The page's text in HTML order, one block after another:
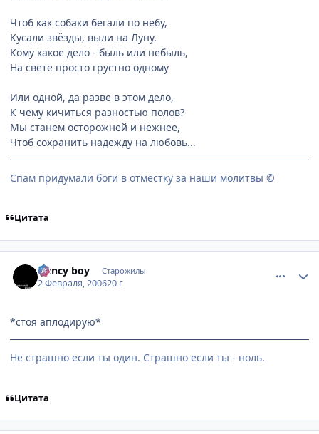
Чтоб как собаки бегали по небу,
Кусали звёзды, выли на Луну.
Кому какое дело - быль или небыль,
На свете просто грустно одному
Или одной, да разве в этом дело,
К чему кичиться разностью полов?
Мы станем осторожней и нежнее,
Чтоб сохранить надежду на любовь...
Спам придумали боги в отместку за наши молитвы ©
Цитата
Nancy boy Старожилы
2 Февраля, 200620 г
*стоя аплодирую*
Не страшно если ты один. Страшно если ты - ноль.
Цитата